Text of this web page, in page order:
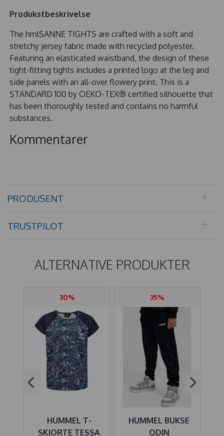
Produkstbeskrivelse
The hmlSANNE TIGHTS are crafted with a soft and
stretchy jersey fabric made with recycled polyester.
Featuring an elasticated waistband, the design of these
tight-fitting tights includes a printed logo at the leg and
side panels with an all-over flowery print. This is a
STANDARD 100 by OEKO-TEX® certified silhouette that
has been thoroughly tested and contains no harmful
substances.
Kommentarer
PRODUSENT
TRUSTPILOT
ALTERNATIVE PRODUKTER
30%
HUMMEL T-
SKJORTE TESSA
35%
HUMMEL BUKSE
ODIN